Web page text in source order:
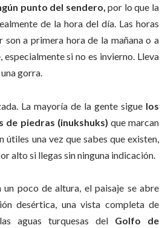
punto del sendero, por lo que la
de la hora del día. Las horas
son a primera hora de la mañana o a
si no es invierno. Lleva
gorra.
La mayoría de la gente sigue los
de piedras (inukshuks) que marcan
útiles una vez que sabes que existen,
alto si llegas sin ninguna indicación.
un poco de altura, el paisaje se abre
desértica, una vista completa de
aguas turquesas del Golfo de